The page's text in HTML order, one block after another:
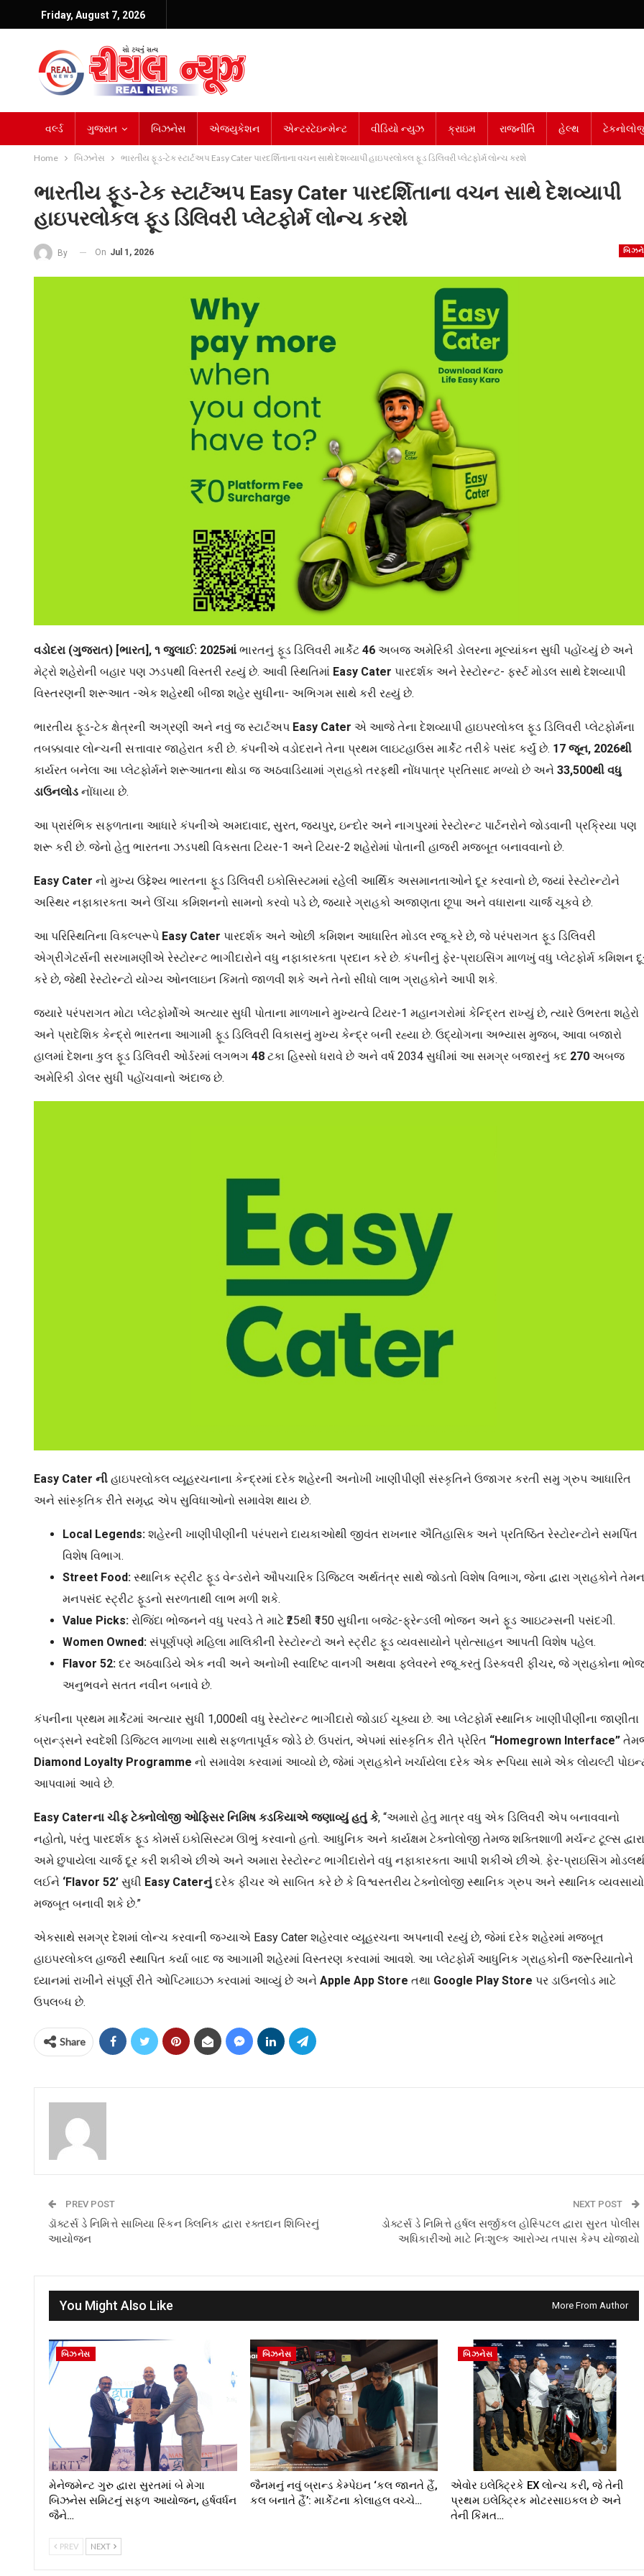
Friday, August 7, 2026
વર્લ્ડ ગુજરાત બિઝનેસ એજ્યુકેશન એન્ટરટેઇન્મેન્ટ વીડિયો ન્યુઝ ક્રાઇમ રાજનીતિ હેલ્થ
Home બિઝનેસ ભારતીય ફૂડ-ટેક સ્ટાર્ટઅપ Easy Cater પારદર્શિતાના વચન સાથે દેશવ્યાપી હાઇપરલોકલ ફૂડ ડિલિવરી પ્લેટફોર્મ લોન્ચ કરશે
ભારતીય ફૂડ-ટેક સ્ટાર્ટઅપ Easy Cater પારદર્શિતાના વચન સાથે દેશવ્યાપી
હાઇપરલોકલ ફૂડ ડિલિવરી પ્લેટફોર્મ લોન્ચ કરશે
By On Jul 1, 2026
વડોદરા (ગુજરાત) [ભારત], ૧ જુલાઈ: 2025માં ભારતનું ફૂડ ડિલિવરી માર્કેટ 46 અબજ અમેરિકી ડોલરના મૂલ્યાંકન સુધી પહોંચ્યું છે અને
મેટ્રો શહેરોની બહાર પણ ઝડપથી વિસ્તરી રહ્યું છે. આવી સ્થિતિમાં Easy Cater પારદર્શક અને રેસ્ટોરન્ટ- ફર્સ્ટ મોડલ સાથે દેશવ્યાપી
વિસ્તરણની શરૂઆત -એક શહેરથી બીજા શહેર સુધીના- અભિગમ સાથે કરી રહ્યું છે.
ભારતીય ફૂડ-ટેક ક્ષેત્રની અગ્રણી અને નવું જ સ્ટાર્ટઅપ Easy Cater એ આજે તેના દેશવ્યાપી હાઇપરલોકલ ફૂડ ડિલિવરી પ્લેટફોર્મના
તબક્કાવાર લોન્ચની સત્તાવાર જાહેરાત કરી છે. કંપનીએ વડોદરાને તેના પ્રથમ લાઇટહાઉસ માર્કેટ તરીકે પસંદ કર્યું છે. 17 જૂન, 2026થી
કાર્યરત બનેલા આ પ્લેટફોર્મને શરૂઆતના થોડા જ અઠવાડિયામાં ગ્રાહકો તરફથી નોંધપાત્ર પ્રતિસાદ મળ્યો છે અને 33,500થી વધુ
ડાઉનલોડ નોંધાયા છે.
આ પ્રારંભિક સફળતાના આધારે કંપનીએ અમદાવાદ, સુરત, જયપુર, ઇન્દોર અને નાગપુરમાં રેસ્ટોરન્ટ પાર્ટનરોને જોડવાની પ્રક્રિયા પણ
શરૂ કરી છે. જેનો હેતુ ભારતના ઝડપથી વિકસતા ટિયર-1 અને ટિયર-2 શહેરોમાં પોતાની હાજરી મજબૂત બનાવવાનો છે.
Easy Cater નો મુખ્ય ઉદ્દેશ્ય ભારતના ફૂડ ડિલિવરી ઇકોસિસ્ટમમાં રહેલી આર્થિક અસમાનતાઓને દૂર કરવાનો છે, જ્યાં રેસ્ટોરન્ટોને
અસ્થિર નફાકારકતા અને ઊંચા કમિશનનો સામનો કરવો પડે છે, જ્યારે ગ્રાહકો અજાણતા છૂપા અને વધારાના ચાર્જ ચૂકવે છે.
આ પરિસ્થિતિના વિકલ્પરૂપે Easy Cater પારદર્શક અને ઓછી કમિશન આધારિત મોડલ રજૂ કરે છે, જે પરંપરાગત ફૂડ ડિલિવરી
એગ્રીગેટર્સની સરખામણીએ રેસ્ટોરન્ટ ભાગીદારોને વધુ નફાકારકતા પ્રદાન કરે છે. કંપનીનું ફેર-પ્રાઇસિંગ માળખું વધુ પ્લેટફોર્મ કમિશન
કરે છે, જેથી રેસ્ટોરન્ટો યોગ્ય ઓનલાઇન કિંમતો જાળવી શકે અને તેનો સીધો લાભ ગ્રાહકોને આપી શકે.
જ્યારે પરંપરાગત મોટા પ્લેટફોર્મોએ અત્યાર સુધી પોતાના માળખાને મુખ્યત્વે ટિયર-1 મહાનગરોમાં કેન્દ્રિત રાખ્યું છે, ત્યારે ઉભરતા શહેરો
અને પ્રાદેશિક કેન્દ્રો ભારતના આગામી ફૂડ ડિલિવરી વિકાસનું મુખ્ય કેન્દ્ર બની રહ્યા છે. ઉદ્યોગના અભ્યાસ મુજબ, આવા બજારો
હાલમાં દેશના કુલ ફૂડ ડિલિવરી ઓર્ડરમાં લગભગ 48 ટકા હિસ્સો ધરાવે છે અને વર્ષ 2034 સુધીમાં આ સમગ્ર બજારનું કદ 270 અબજ
અમેરિકી ડોલર સુધી પહોંચવાનો અંદાજ છે.
Easy Cater ની હાઇપરલોકલ વ્યૂહરચનાના કેન્દ્રમાં દરેક શહેરની અનોખી ખાણીપીણી સંસ્કૃતિને ઉજાગર કરતી સમુ ગ્રુપ આધારિત
અને સાંસ્કૃતિક રીતે સમૃદ્ધ એપ સુવિધાઓનો સમાવેશ થાય છે.
Local Legends: શહેરની ખાણીપીણીની પરંપરાને દાયકાઓથી જીવંત રાખનાર ઐતિહાસિક અને પ્રતિષ્ઠિત રેસ્ટોરન્ટોને સમર્પિત
વિશેષ વિભાગ.
Street Food: સ્થાનિક સ્ટ્રીટ ફૂડ વેન્ડરોને ઔપચારિક ડિજિટલ અર્થતંત્ર સાથે જોડતો વિશેષ વિભાગ, જેના દ્વારા ગ્રાહકોને
મનપસંદ સ્ટ્રીટ ફૂડનો સરળતાથી લાભ મળી શકે.
Value Picks: રોજિંદા ભોજનને વધુ પરવડે તે માટે ₹25થી ₹150 સુધીના બજેટ-ફ્રેન્ડલી ભોજન અને ફૂડ આઇટમ્સની પસંદગી.
Women Owned: સંપૂર્ણપણે મહિલા માલિકીની રેસ્ટોરન્ટો અને સ્ટ્રીટ ફૂડ વ્યવસાયોને પ્રોત્સાહન આપતી વિશેષ પહેલ.
Flavor 52: દર અઠવાડિયે એક નવી અને અનોખી સ્વાદિષ્ટ વાનગી અથવા ફ્લેવરને રજૂ કરતું ડિસ્કવરી ફીચર, જે ગ્રાહકોના
અનુભવને સતત નવીન બનાવે છે.
કંપનીના પ્રથમ માર્કેટમાં અત્યાર સુધી 1,000થી વધુ રેસ્ટોરન્ટ ભાગીદારો જોડાઈ ચૂક્યા છે. આ પ્લેટફોર્મ સ્થાનિક ખાણીપીણીના જાણીતા
બ્રાન્ડ્સને સ્વદેશી ડિજિટલ માળખા સાથે સફળતાપૂર્વક જોડે છે. ઉપરાંત, એપમાં સાંસ્કૃતિક રીતે પ્રેરિત “Homegrown Interface”
Diamond Loyalty Programme નો સમાવેશ કરવામાં આવ્યો છે, જેમાં ગ્રાહકોને ખર્ચાયેલા દરેક એક રૂપિયા સામે એક લોયલ્ટી
આપવામાં આવે છે.
Easy Caterના ચીફ ટેક્નોલોજી ઓફિસર નિમિષ કડકિયાએ જણાવ્યું હતું કે, “અમારો હેતુ માત્ર વધુ એક ડિલિવરી એપ બનાવવાનો
નહોતો, પરંતુ પારદર્શક ફૂડ કોમર્સ ઇકોસિસ્ટમ ઊભું કરવાનો હતો. આધુનિક અને કાર્યક્ષમ ટેક્નોલોજી તેમજ શક્તિશાળી મર્ચન્ટ ટૂલ્સ દ્વારા
અમે છુપાયેલા ચાર્જ દૂર કરી શકીએ છીએ અને અમારા રેસ્ટોરન્ટ ભાગીદારોને વધુ નફાકારકતા આપી શકીએ છીએ. ફેર-પ્રાઇસિંગ
લઈને ‘Flavor 52’ સુધી Easy Caterનું દરેક ફીચર એ સાબિત કરે છે કે વિશ્વસ્તરીય ટેક્નોલોજી સ્થાનિક ગ્રુપ અને સ્થાનિક
મજબૂત બનાવી શકે છે.”
એકસાથે સમગ્ર દેશમાં લોન્ચ કરવાની જગ્યાએ Easy Cater શહેરવાર વ્યૂહરચના અપનાવી રહ્યું છે, જેમાં દરેક શહેરમાં મજબૂત
હાઇપરલોકલ હાજરી સ્થાપિત કર્યા બાદ જ આગામી શહેરમાં વિસ્તરણ કરવામાં આવશે. આ પ્લેટફોર્મ આધુનિક ગ્રાહકોની જરૂરિયાતોને
ધ્યાનમાં રાખીને સંપૂર્ણ રીતે ઓપ્ટિમાઇઝ કરવામાં આવ્યું છે અને Apple App Store તથા Google Play Store પર ડાઉનલોડ માટે
ઉપલબ્ધ છે.
Share
PREV POST
ડૉક્ટર્સ ડે નિમિત્તે સાખિયા સ્કિન ક્લિનિક દ્વારા રક્તદાન શિબિરનું
આયોજન
NEXT POST
ડોક્ટર્સ ડે નિમિત્તે હર્ષલ સર્જીકલ હોસ્પિટલ દ્વારા સુરત પોલીસ
અધિકારીઓ માટે નિઃશુલ્ક આરોગ્ય તપાસ કેમ્પ યોજાયો
You Might Also Like More From Author
બિઝનેસ
મેનેજમેન્ટ ગુરુ દ્વારા સુરતમાં બે મેગા
બિઝનેસ સમિટનું સફળ આયોજન, હર્ષવર્ધન
જૈને…
બિઝનેસ
જૈનમનું નવું બ્રાન્ડ કેમ્પેઇન ‘કલ જાનતે હૈં,
કલ બનાતે હૈં’: માર્કેટના કોલાહલ વચ્ચે…
બિઝનેસ
એવોર ઇલેક્ટ્રિકે EX લોન્ચ કરી, જે તેની
પ્રથમ ઇલેક્ટ્રિક મોટરસાઇકલ છે અને
તેની કિંમત…
PREV NEXT